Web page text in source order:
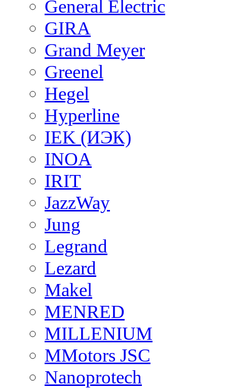
General Electric
GIRA
Grand Meyer
Greenel
Hegel
Hyperline
IEK (ИЭК)
INOA
IRIT
JazzWay
Jung
Legrand
Lezard
Makel
MENRED
MILLENIUM
MMotors JSC
Nanoprotech